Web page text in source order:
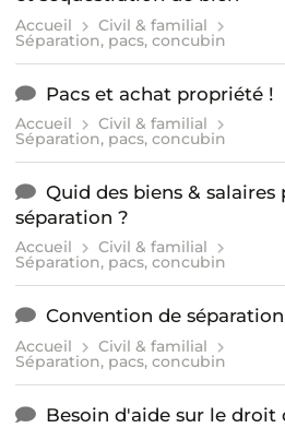
Accueil Civil & familial
Séparation, pacs, concubin
Pacs et achat propriété !
Accueil Civil & familial
Séparation, pacs, concubin
Quid des biens & salaires
séparation ?
Accueil Civil & familial
Séparation, pacs, concubin
Convention de séparation
Accueil Civil & familial
Séparation, pacs, concubin
Besoin d'aide sur le droit